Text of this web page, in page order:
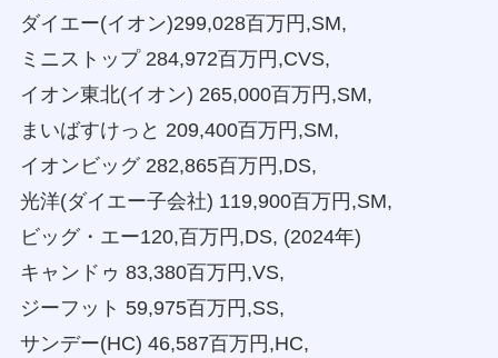
ダイエー(イオン)299,028百万円,SM,
ミニストップ 284,972百万円,CVS,
イオン東北(イオン) 265,000百万円,SM,
まいばすけっと 209,400百万円,SM,
イオンビッグ 282,865百万円,DS,
光洋(ダイエー子会社) 119,900百万円,SM,
ビッグ・エー120,百万円,DS, (2024年)
キャンドゥ 83,380百万円,VS,
ジーフット 59,975百万円,SS,
サンデー(HC) 46,587百万円,HC,